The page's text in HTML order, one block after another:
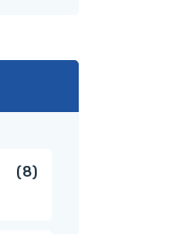
88